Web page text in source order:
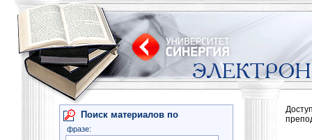
Поиск материалов по
фразе: